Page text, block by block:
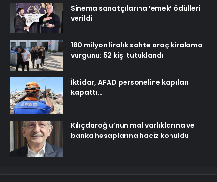
Sinema sanatçılarına ’emek’ ödülleri
verildi
180 milyon liralık sahte araç kiralama
vurgunu: 52 kişi tutuklandı
İktidar, AFAD personeline kapıları
kapattı…
Kılıçdaroğlu’nun mal varlıklarına ve
banka hesaplarına haciz konuldu